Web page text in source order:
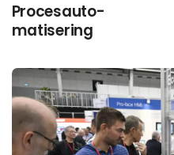
Procesauto-
matisering